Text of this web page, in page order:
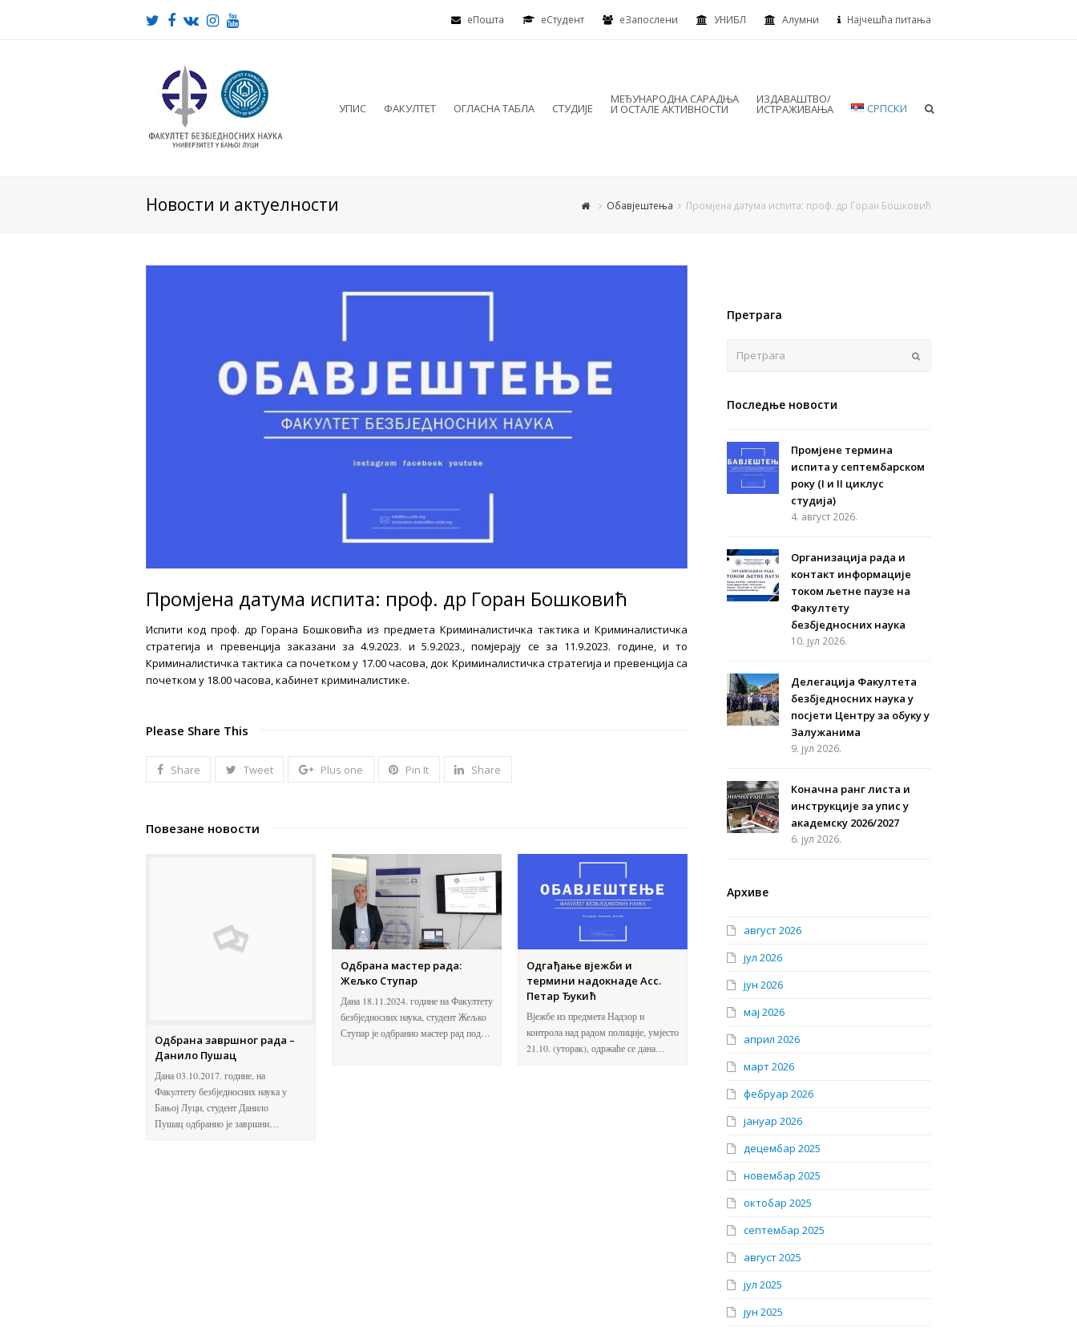
еПошта eСтудент еЗапослени УНИБЛ Алумни Најчешћа питања
Twitter
Facebook
VKInstagram
Youtube
УПИС ФАКУЛТЕТ ОГЛАСНА ТАБЛА СТУДИЈЕ
МЕЂУНАРОДНА САРАДЊА
И ОСТАЛЕ АКТИВНОСТИ
ИЗДАВАШТВО/
ИСТРАЖИВАЊА СРПСКИ
Новости и актуелности Обавјештења Промјена датума испита: проф. др Горан Бошковић
Промјена датума испита: проф. др Горан Бошковић
Испити код проф. др Горана Бошковића из предмета Криминалистичка тактика и Криминалистичка
стратегија и превенција заказани за 4.9.2023. и 5.9.2023., помјерају се за 11.9.2023. године, и то
Криминалистичка тактика са почетком у 17.00 часова, док Криминалистичка стратегија и превенција са
почетком у 18.00 часова, кабинет криминалистике.
Please Share This
Share Tweet Plus one Pin It Share
Повезане новости
Одбрана завршног рада –
Данило Пушац
Дана 03.10.2017. године, на
Факултету безбједносних наука у
Бањој Луци, студент Данило
Пушац одбранио је завршни…
Одбрана мастер рада:
Жељкo Ступар
Дана 18.11.2024. године на Факултету
безбједносних наука, студент Жељко
Ступар је одбранио мастер рад под…
Одгађање вјежби и
термини надокнаде Асс.
Петар Ђукић
Вјежбе из предмета Надзор и
контрола над радом полиције, умјесто
21.10. (уторак), одржаће се дана…
Претрага
Последње новости
Промјене термина
испита у септембарском
року (I и II циклус
студија)
4. август 2026.
Организација рада и
контакт информације
током љетне паузе на
Факултету
безбједносних наука
10. јул 2026.
Делегација Факултета
безбједносних наука у
посјети Центру за обуку у
Залужанима
9. јул 2026.
Коначна ранг листа и
инструкције за упис у
академску 2026/2027
6. јул 2026.
Архиве
август 2026
јул 2026
јун 2026
мај 2026
април 2026
март 2026
фебруар 2026
јануар 2026
децембар 2025
новембар 2025
октобар 2025
септембар 2025
август 2025
јул 2025
јун 2025